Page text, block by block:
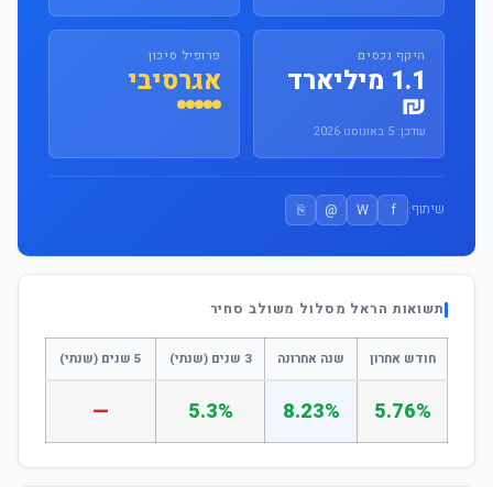
היקף נכסים
1.1 מיליארד
₪
עודכן: 5 באוגוסט 2026
פרופיל סיכון
אגרסיבי
שיתוף: f
W
@
⎘
תשואות הראל מסלול משולב סחיר
חודש אחרון שנה אחרונה 3 שנים (שנתי) 5 שנים (שנתי)
5.76%
8.23%
5.3%
—